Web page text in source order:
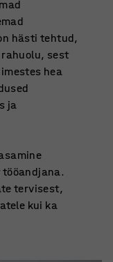
hästi tehtud,
sest
hea
ja
tervisest,
kui ka